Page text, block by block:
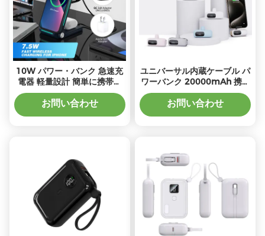
10W パワー・バンク 急速充
電器 軽量設計 簡単に携帯可
能
お問い合わせ
ユニバーサル内蔵ケーブル パ
ワーバンク 20000mAh 携帯
充電器
お問い合わせ